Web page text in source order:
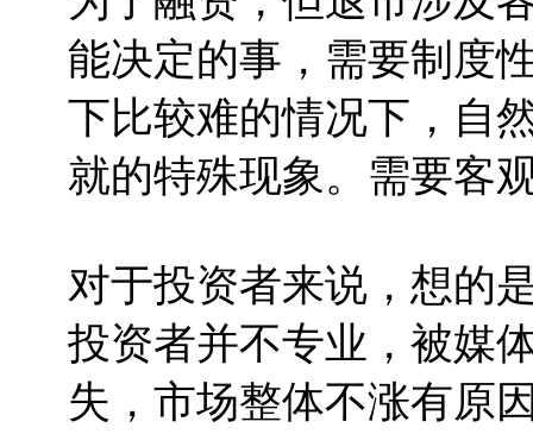
能决定的事，需要制度
下比较难的情况下，自
就的特殊现象。需要客
对于投资者来说，想的
投资者并不专业，被媒
失，市场整体不涨有原